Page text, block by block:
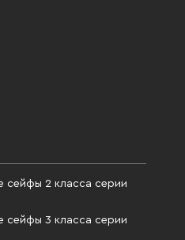
сейфы 2 класса серии
сейфы 3 класса серии